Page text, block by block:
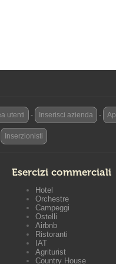
utenti - Inserisci azienda -
Inserzionisti
Esercizi commerciali
Hotel
Orchestre
Campeggi
Ostelli
Airbnb
Ristoranti
IAT
Agriturist
Country House